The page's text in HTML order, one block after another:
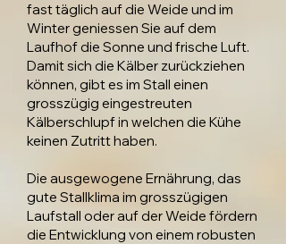
fast täglich auf die Weide und im
Winter geniessen Sie auf dem
Laufhof die Sonne und frische Luft.
Damit sich die Kälber zurückziehen
können, gibt es im Stall einen
grosszügig eingestreuten
Kälberschlupf in welchen die Kühe
keinen Zutritt haben.
Die ausgewogene Ernährung, das
gute Stallklima im grosszügigen
Laufstall oder auf der Weide fördern
die Entwicklung von einem robusten